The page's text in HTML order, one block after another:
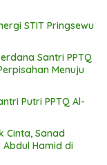
STIT Pringsewu
Santri PPTQ
Menuju
Putri PPTQ Al-
Cinta, Sanad
Abdul Hamid di